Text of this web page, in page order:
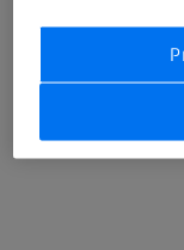
Research
Spectroscopy
Seleziona